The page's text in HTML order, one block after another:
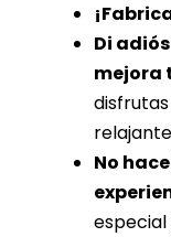
Di
mejora
No